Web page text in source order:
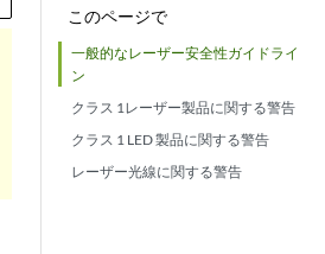
このページで
一般的なレーザー安全性ガイドライ
ン
クラス 1レーザー製品に関する警告
クラス 1 LED 製品に関する警告
レーザー光線に関する警告